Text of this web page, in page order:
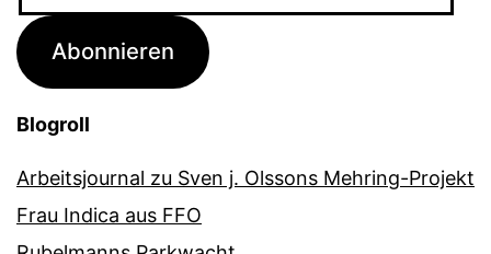
Adresse
Abonnieren
Blogroll
Arbeitsjournal zu Sven j. Olssons Mehring-Projekt
Frau Indica aus FFO